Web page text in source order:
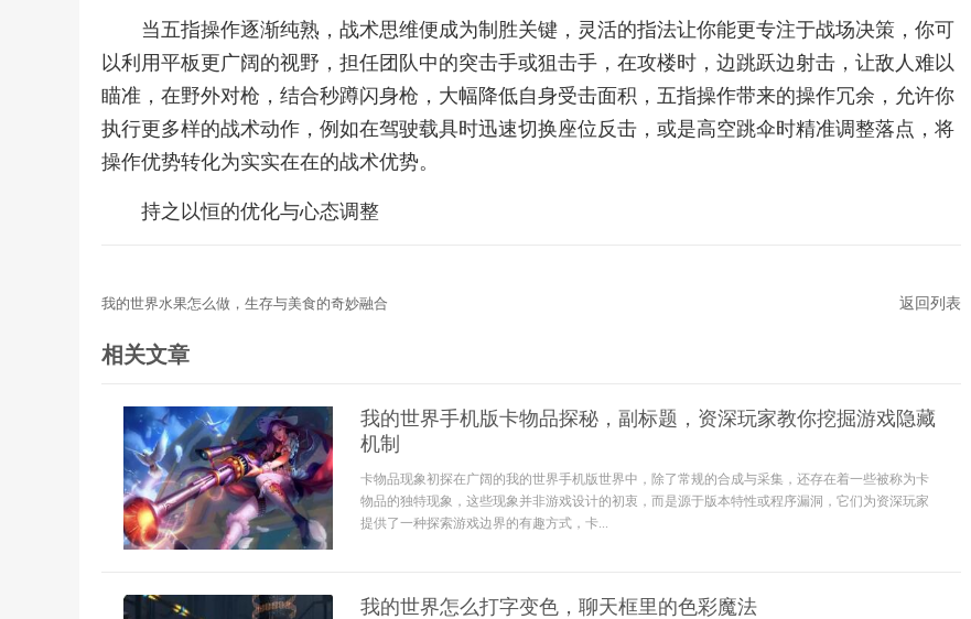
当五指操作逐渐纯熟，战术思维便成为制胜关键，灵活的指法让你能更专注于战场决策，你可
以利用平板更广阔的视野，担任团队中的突击手或狙击手，在攻楼时，边跳跃边射击，让敌人难以
瞄准，在野外对枪，结合秒蹲闪身枪，大幅降低自身受击面积，五指操作带来的操作冗余，允许你
执行更多样的战术动作，例如在驾驶载具时迅速切换座位反击，或是高空跳伞时精准调整落点，将
操作优势转化为实实在在的战术优势。
持之以恒的优化与心态调整
我的世界水果怎么做，生存与美食的奇妙融合 返回列表
相关文章
我的世界手机版卡物品探秘，副标题，资深玩家教你挖掘游戏隐藏
机制
卡物品现象初探在广阔的我的世界手机版世界中，除了常规的合成与采集，还存在着一些被称为卡
物品的独特现象，这些现象并非游戏设计的初衷，而是源于版本特性或程序漏洞，它们为资深玩家
提供了一种探索游戏边界的有趣方式，卡...
我的世界怎么打字变色，聊天框里的色彩魔法